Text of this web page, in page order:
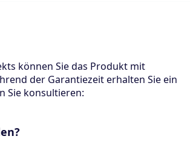
können Sie das Produkt mit
der Garantiezeit erhalten Sie ein
Sie konsultieren: